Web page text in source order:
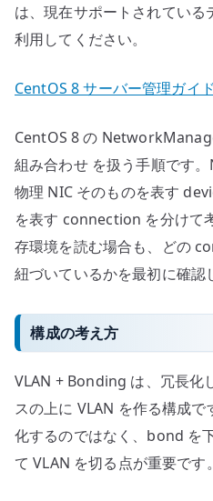
は、現在サポートされてい
利用してください。
CentOS 8 サーバー管理ガイ
CentOS 8 の
組み合わせ を扱う手順です
物理 NIC そのものを表す
を表す connection を分けて
存環境を読む場合も、どの
紐づいているかを最初に確認
構成の考え方
VLAN + Bonding は、冗長化
スの上に VLAN を作る構成
化するのではなく、bond を
て VLAN を切る点が重要です。